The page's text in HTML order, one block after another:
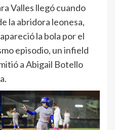
Valles llegó cuando
la abridora leonesa,
la bola por el
episodio, un infield
a Abigail Botello